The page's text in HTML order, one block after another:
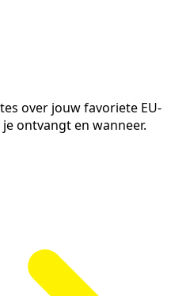
over jouw favoriete EU-
ontvangt en wanneer.